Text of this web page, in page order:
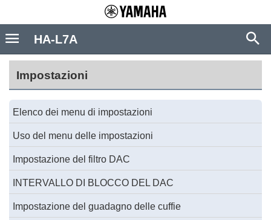
Impostazioni
Elenco dei menu di impostazioni
Uso del menu delle impostazioni
Impostazione del filtro DAC
INTERVALLO DI BLOCCO DEL DAC
Impostazione del guadagno delle cuffie
HA-L7A